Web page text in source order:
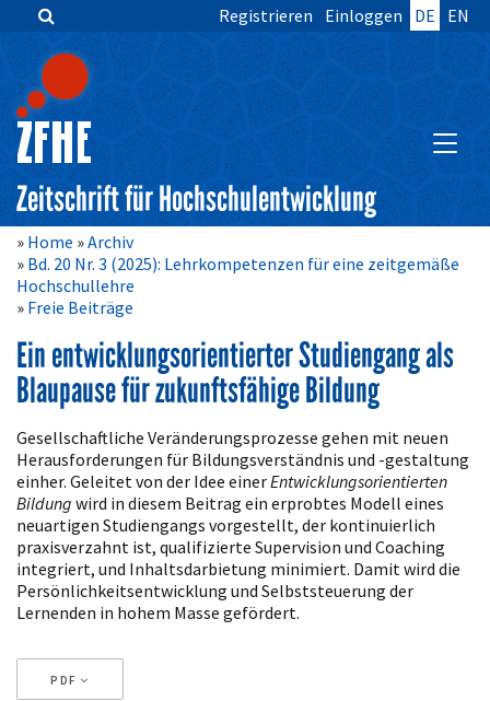
Zum
springen
Hauptnavigation
Inhalt
Sidebar
Registrieren Einloggen DE EN
Zeitschrift für Hochschulentwicklung
Home
Archiv
Bd. 20 Nr. 3 (2025): Lehrkompetenzen für eine zeitgemäße
Hochschullehre
Freie Beiträge
Ein entwicklungsorientierter Studiengang als
Blaupause für zukunftsfähige Bildung
Artikelinhalt
Gesellschaftliche Veränderungsprozesse gehen mit neuen
Herausforderungen für Bildungsverständnis und -gestaltung
einher. Geleitet von der Idee einerEntwicklungsorientierten
Bildung wird in diesem Beitrag ein erprobtes Modell eines
neuartigen Studiengangs vorgestellt, der kontinuierlich
praxisverzahnt ist, qualifizierte Supervision und Coaching
integriert, und Inhaltsdarbietung minimiert. Damit wird die
Persönlichkeitsentwicklung und Selbststeuerung der
Lernenden in hohem Masse gefördert.
PDF